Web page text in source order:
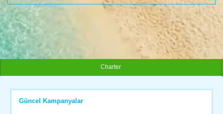
Charter
Güncel Kampanyalar